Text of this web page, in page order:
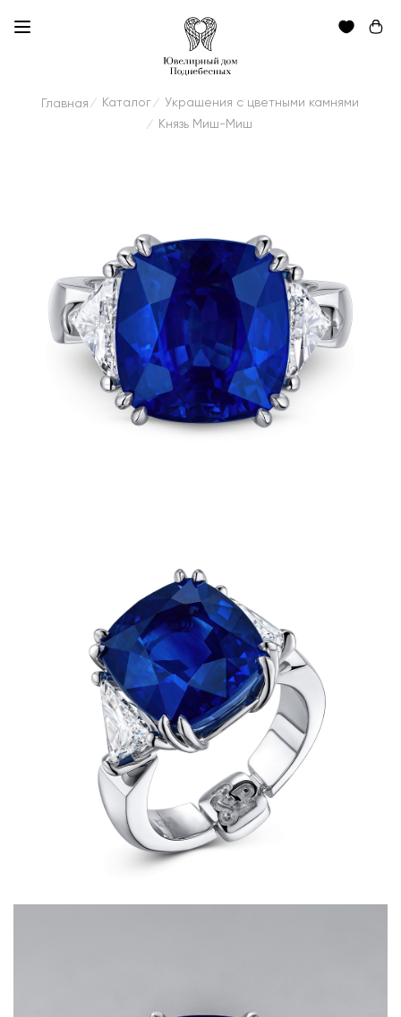
Главная / Каталог / Украшения с цветными камнями
/ Князь Миш-Миш